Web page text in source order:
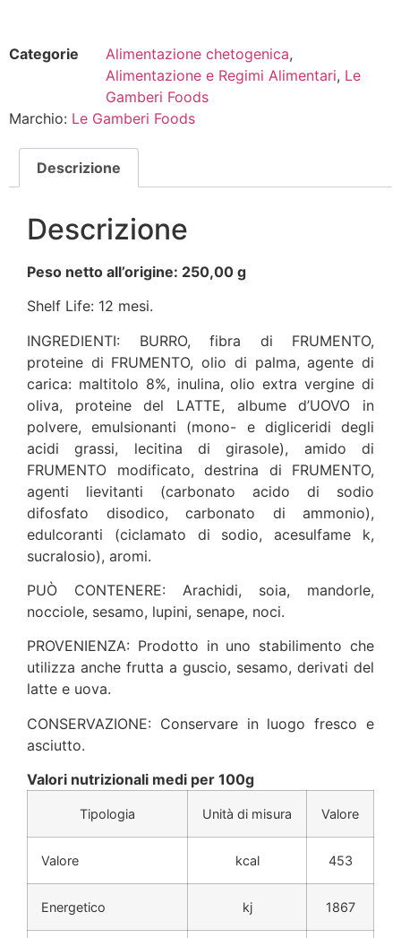
Categorie Alimentazione chetogenica,
Alimentazione e Regimi Alimentari, Le
Gamberi Foods
Marchio: Le Gamberi Foods
Descrizione
Descrizione
Peso netto all’origine: 250,00 g
Shelf Life: 12 mesi.
INGREDIENTI: BURRO, fibra di FRUMENTO,
proteine di FRUMENTO, olio di palma, agente di
carica: maltitolo 8%, inulina, olio extra vergine di
oliva, proteine del LATTE, albume d’UOVO in
polvere, emulsionanti (mono- e digliceridi degli
acidi grassi, lecitina di girasole), amido di
FRUMENTO modificato, destrina di FRUMENTO,
agenti lievitanti (carbonato acido di sodio
difosfato disodico, carbonato di ammonio),
edulcoranti (ciclamato di sodio, acesulfame k,
sucralosio), aromi.
PUÒ CONTENERE: Arachidi, soia, mandorle,
nocciole, sesamo, lupini, senape, noci.
PROVENIENZA: Prodotto in uno stabilimento che
utilizza anche frutta a guscio, sesamo, derivati del
latte e uova.
CONSERVAZIONE: Conservare in luogo fresco e
asciutto.
Valori nutrizionali medi per 100g
Tipologia Unità di misura Valore
Valore kcal 453
Energetico kj 1867